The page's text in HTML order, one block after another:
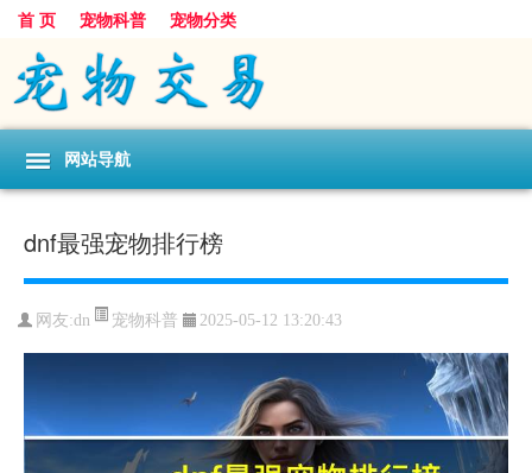
首 页 宠物科普 宠物分类
网站导航
dnf最强宠物排行榜
网友:dn 宠物科普 2025-05-12 13:20:43